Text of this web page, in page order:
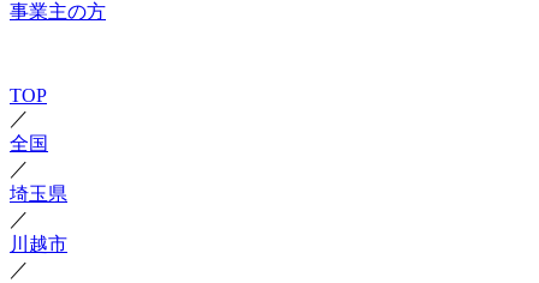
事業主の方
TOP
／
全国
／
埼玉県
／
川越市
／